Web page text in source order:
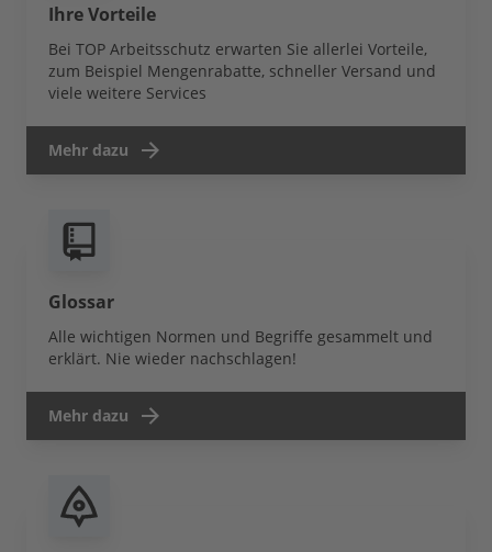
Ihre Vorteile
Bei TOP Arbeitsschutz erwarten Sie allerlei Vorteile,
zum Beispiel Mengenrabatte, schneller Versand und
viele weitere Services
Mehr dazu
Glossar
Alle wichtigen Normen und Begriffe gesammelt und
erklärt. Nie wieder nachschlagen!
Mehr dazu